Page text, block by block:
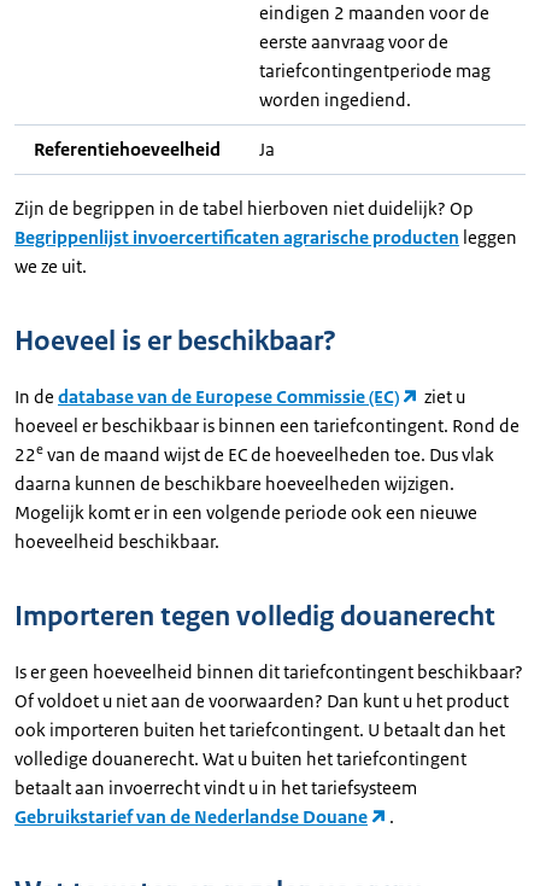
eindigen 2 maanden voor de
eerste aanvraag voor de
tariefcontingentperiode mag
worden ingediend.
Referentiehoeveelheid Ja
Zijn de begrippen in de tabel hierboven niet duidelijk? Op
Begrippenlijst invoercertificaten agrarische producten leggen
we ze uit.
Hoeveel is er beschikbaar?
In de database van de Europese Commissie (EC)
ziet u
hoeveel er beschikbaar is binnen een tariefcontingent. Rond de
22e van de maand wijst de EC de hoeveelheden toe. Dus vlak
daarna kunnen de beschikbare hoeveelheden wijzigen.
Mogelijk komt er in een volgende periode ook een nieuwe
hoeveelheid beschikbaar.
Importeren tegen volledig douanerecht
Is er geen hoeveelheid binnen dit tariefcontingent beschikbaar?
Of voldoet u niet aan de voorwaarden? Dan kunt u het product
ook importeren buiten het tariefcontingent. U betaalt dan het
volledige douanerecht. Wat u buiten het tariefcontingent
betaalt aan invoerrecht vindt u in het tariefsysteem
Gebruikstarief van de Nederlandse Douane
.